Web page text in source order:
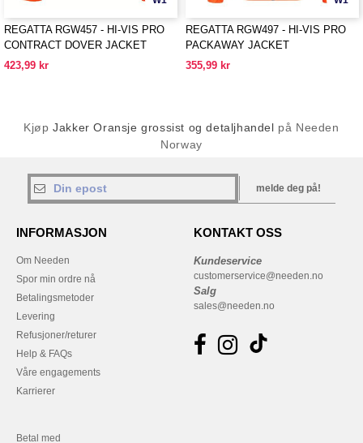
REGATTA RGW457 - HI-VIS PRO
CONTRACT DOVER JACKET
423,99 kr
REGATTA RGW497 - HI-VIS PRO
PACKAWAY JACKET
355,99 kr
KjøpJakker Oransje grossist og detaljhandel på Needen
Norway
melde deg på!
INFORMASJON
Om Needen
Spor min ordre nå
Betalingsmetoder
Levering
Refusjoner/returer
Help & FAQs
Våre engagements
Karrierer
KONTAKT OSS
Kundeservice
customerservice@needen.no
Salg
sales@needen.no
Betal med